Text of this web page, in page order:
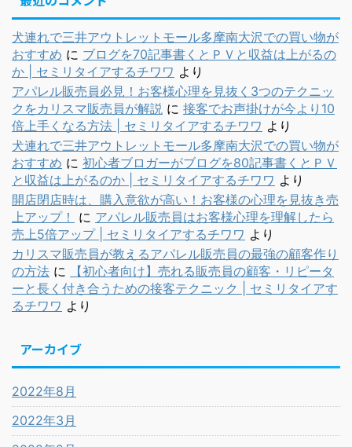
犬連れで三井アウトレットモール多摩南大沢での買い物が
おすすめ に ブログを70記事書くとＰＶと収益は上がるの
か | セミリタイアするチワワ より
アパレル販売員必見！お客様心理を見抜く3つのテクニッ
クをカリスマ販売員が解説 に 接客でお声掛けが今より10
倍上手くなる方法 | セミリタイアするチワワ より
犬連れで三井アウトレットモール多摩南大沢での買い物が
おすすめ に 初心者ブロガーがブログを80記事書くとＰＶ
と収益は上がるのか | セミリタイアするチワワ より
開店閉店時は、購入意欲が高い！お客様の心理を見抜き売
上アップ！
に アパレル販売員はお客様心理を理解したら
売上5倍アップ | セミリタイアするチワワ より
カリスマ販売員が教えるアパレル販売員の最強の顧客作り
の方法 に
【初心者向け】売れる販売員の顧客・リピータ
ーと長く付き合うための接客テクニック | セミリタイアす
るチワワ より
アーカイブ
2022年8月
2022年3月